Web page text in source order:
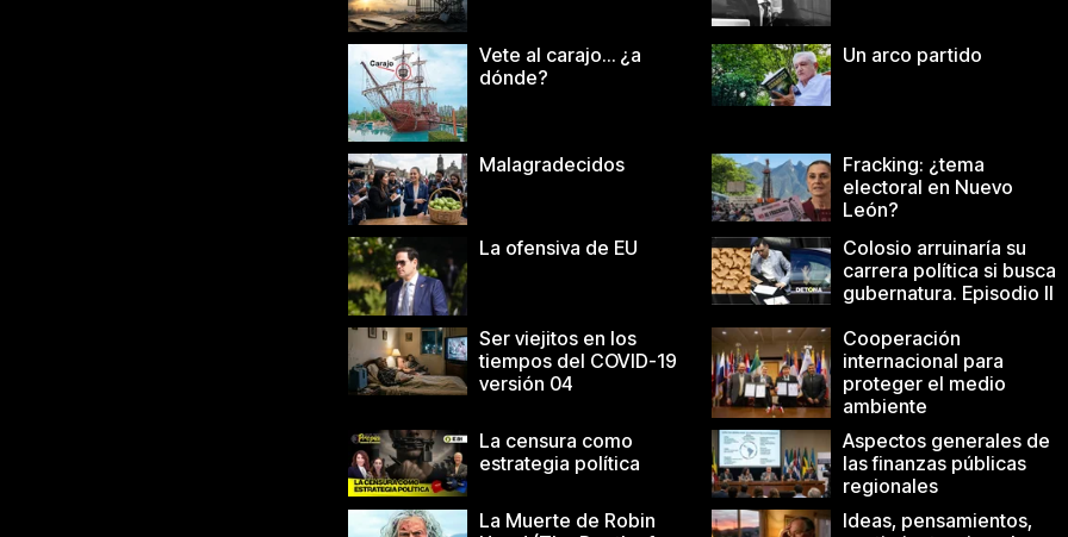
Vete al carajo… ¿a
dónde?
Un arco partido
Malagradecidos
Fracking: ¿tema
electoral en Nuevo
León?
La ofensiva de EU
Colosio arruinaría su
carrera política si busca
gubernatura. Episodio II
Ser viejitos en los
tiempos del COVID-19
versión 04
Cooperación
internacional para
proteger el medio
ambiente
La censura como
estrategia política
Aspectos generales de
las finanzas públicas
regionales
La Muerte de Robin
Ideas, pensamientos,